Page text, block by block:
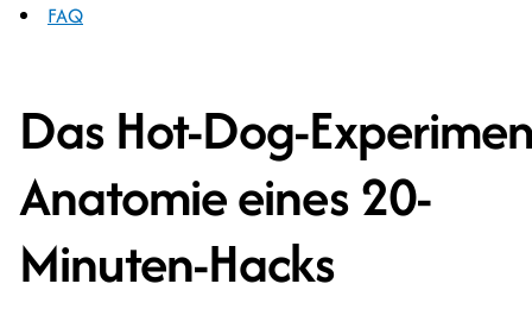
FAQ
Das Hot-Dog-
Anatomie eines 20-
Minuten-Hacks